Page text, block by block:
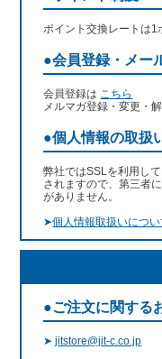
ポイント交換レートは1
●会員登録・メー
会員登録は こちら
メルマガ登録・変更・
●個人情報の取扱
弊社ではSSLを利用し
されますので、第三者
がありません。
➤個人情報取扱いについ
●ご注文に関する
➤jitstore@jit-c.co.jp